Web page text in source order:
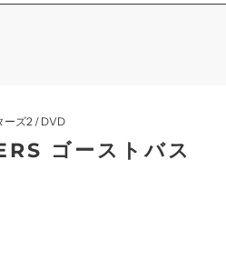
ーズ2 / DVD
ゴーストバス